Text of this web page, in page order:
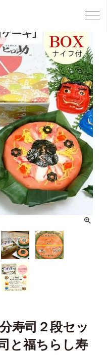
寿司２段セッ
と福ちらし寿